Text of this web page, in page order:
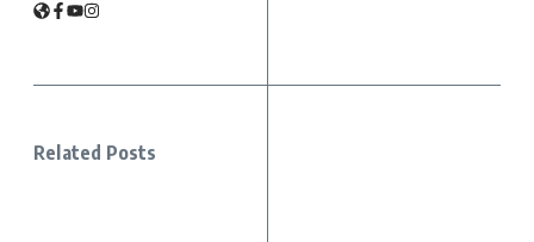
Related Posts